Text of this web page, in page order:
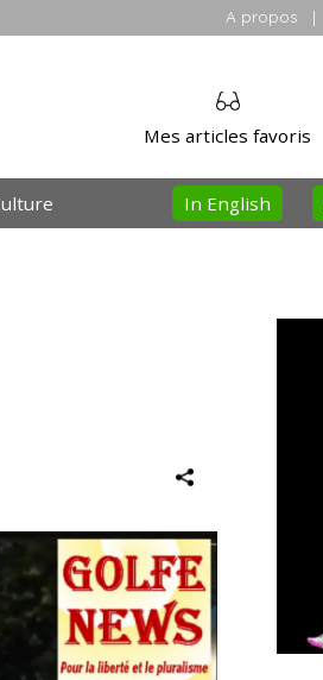
A propos |
Mes articles favoris
In English